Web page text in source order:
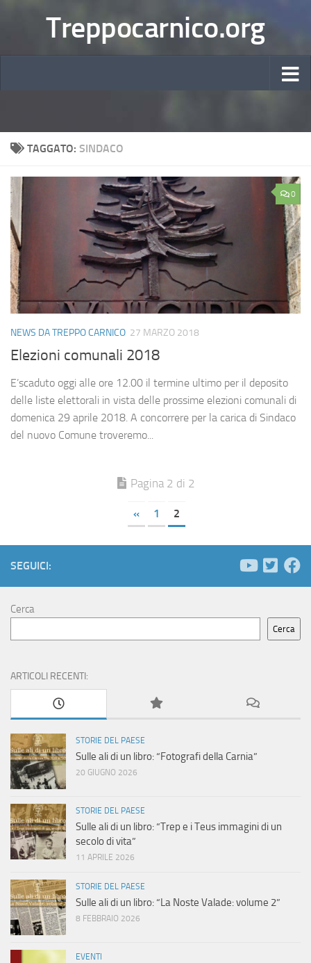
Treppocarnico.org
TAGGATO: SINDACO
0
NEWS DA TREPPO CARNICO 27 MARZO 2018
Elezioni comunali 2018
E’scaduto oggi alle ore 12.00 il termine ultimo per il deposito
delle liste elettorali in vista delle prossime elezioni comunali di
domenica 29 aprile 2018. A concorrere per la carica di Sindaco
del nuovo Comune troveremo...
Pagina 2 di 2
« 1 2
SEGUICI:
Cerca
Cerca
ARTICOLI RECENTI:
STORIE DEL PAESE
Sulle ali di un libro: “Fotografi della Carnia”
20 GIUGNO 2026
STORIE DEL PAESE
Sulle ali di un libro: “Trep e i Teus immagini di un
secolo di vita”
11 APRILE 2026
STORIE DEL PAESE
Sulle ali di un libro: “La Noste Valade: volume 2”
8 FEBBRAIO 2026
EVENTI